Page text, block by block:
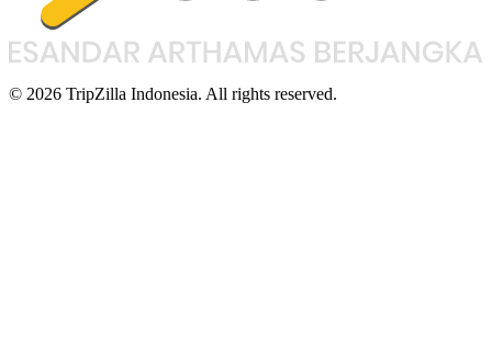
© 2026 TripZilla Indonesia. All rights reserved.